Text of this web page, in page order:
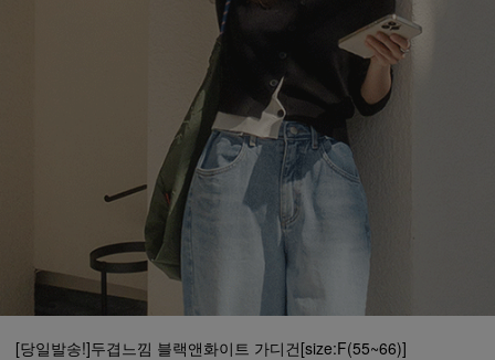
[당일발송!]두겹느낌 블랙앤화이트 가디건[size:F(55~66)]